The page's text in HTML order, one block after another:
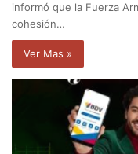
informó que la Fuerza
cohesión…
Ver Mas »